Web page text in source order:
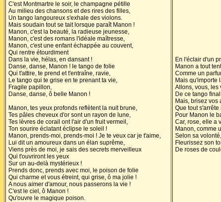
C'est Montmartre le soir, le champagne pétille
Au milieu des chansons et des rires des filles,
Un tango langoureux s'exhale des violons.
Mais soudain tout se tait lorsque paraît Manon !
Manon, c'est la beauté, la radieuse jeunesse,
Manon, c'est des romans l'idéale maîtresse,
Manon, c'est une enfant échappée au couvent,
Qui rentre étourdiment
Dans la vie, hélas, en dansant !
Danse, danse, Manon ! le tango de folie
Qui t'attire, te prend et t'entraîne, ravie,
Le tango qui te grise en te prenant ta vie,
Fragile papillon,
Danse, danse, ô belle Manon !
Manon, tes yeux profonds reflètent la nuit brune,
Tes pâles cheveux d'or sont un rayon de lune,
Tes lèvres de corail ont l'air d'un fruit vermeil,
Ton sourire éclatant éclipse le soleil !
Manon, prends-moi, prends-moi ! Je te veux car je t'aime,
Lui dit un amoureux dans un élan suprême,
Viens près de moi, je sais des secrets merveilleux
Qui t'ouvriront les yeux
Sur un au-delà mystérieux !
Prends donc, prends avec moi, le poison de folie
Qui charme et vous étreint, qui grise, ô ma jolie !
A nous aimer d'amour, nous passerons la vie !
C'est le ciel, ô Manon !
Qu'ouvre le magique poison.
En l'éclair d'un
Manon a tout
Comme un
Mais qu'importe
Allons, vous, les
De ce tango
Mais, brisez vos
Que tout s'arrête
Pour Manon le
Car, rose, elle a
Manon, comme
Selon sa
Fleurissez son
De roses de